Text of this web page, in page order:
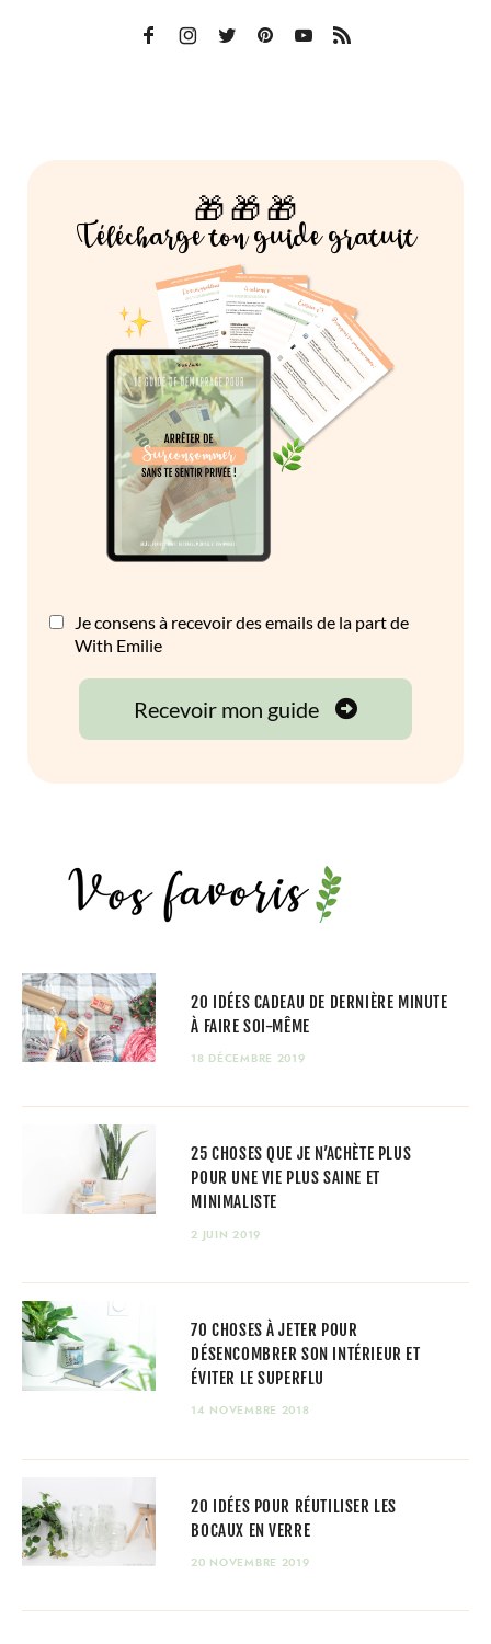
20 IDÉES CADEAU DE DERNIÈRE MINUTE
À FAIRE SOI-MÊME
18 DÉCEMBRE 2019
25 CHOSES QUE JE N’ACHÈTE PLUS
POUR UNE VIE PLUS SAINE ET
MINIMALISTE
2 JUIN 2019
70 CHOSES À JETER POUR
DÉSENCOMBRER SON INTÉRIEUR ET
ÉVITER LE SUPERFLU
14 NOVEMBRE 2018
20 IDÉES POUR RÉUTILISER LES
BOCAUX EN VERRE
20 NOVEMBRE 2019